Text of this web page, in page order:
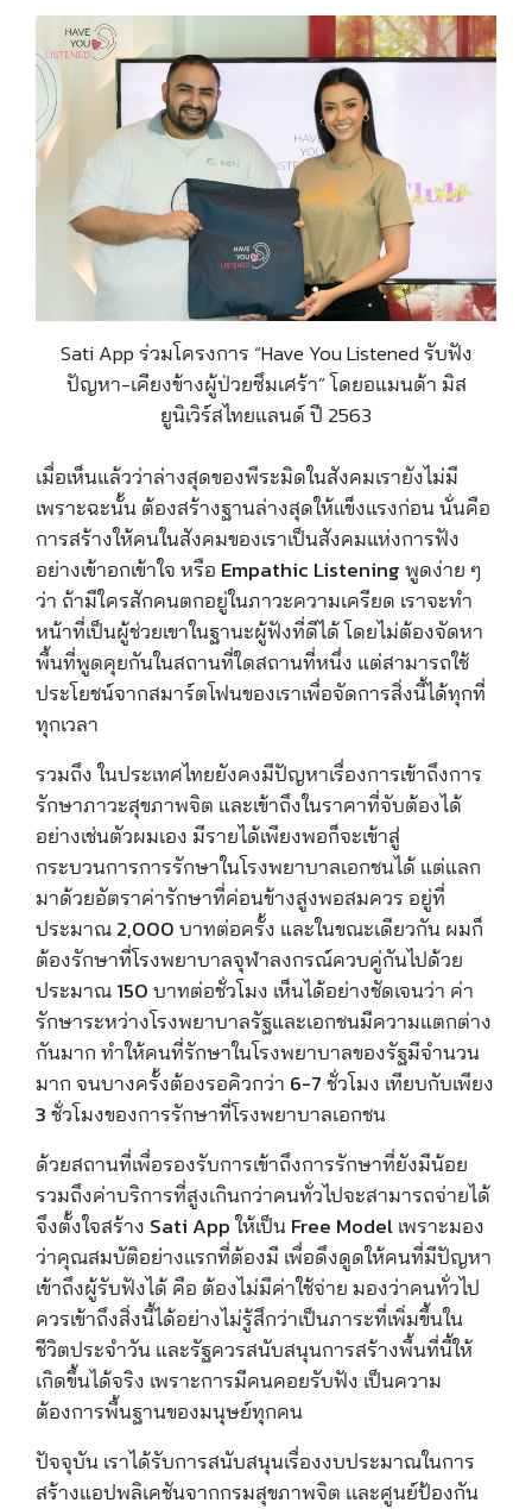
Sati App ร่วมโครงการ “Have You Listened รับฟัง
ปัญหา-เคียงข้างผู้ป่วยซึมเศร้า” โดยอแมนด้า มิส
ยูนิเวิร์สไทยแลนด์ ปี 2563
เมื่อเห็นแล้วว่าล่างสุดของพีระมิดในสังคมเรายังไม่มี
เพราะฉะนั้น ต้องสร้างฐานล่างสุดให้แข็งแรงก่อน นั่นคือ
การสร้างให้คนในสังคมของเราเป็นสังคมแห่งการฟัง
อย่างเข้าอกเข้าใจ หรือ Empathic Listening พูดง่าย ๆ
ว่า ถ้ามีใครสักคนตกอยู่ในภาวะความเครียด เราจะทำ
หน้าที่เป็นผู้ช่วยเขาในฐานะผู้ฟังที่ดีได้ โดยไม่ต้องจัดหา
พื้นที่พูดคุยกันในสถานที่ใดสถานที่หนึ่ง แต่สามารถใช้
ประโยชน์จากสมาร์ตโฟนของเราเพื่อจัดการสิ่งนี้ได้ทุกที่
ทุกเวลา
รวมถึง ในประเทศไทยยังคงมีปัญหาเรื่องการเข้าถึงการ
รักษาภาวะสุขภาพจิต และเข้าถึงในราคาที่จับต้องได้
อย่างเช่นตัวผมเอง มีรายได้เพียงพอก็จะเข้าสู่
กระบวนการการรักษาในโรงพยาบาลเอกชนได้ แต่แลก
มาด้วยอัตราค่ารักษาที่ค่อนข้างสูงพอสมควร อยู่ที่
ประมาณ 2,000 บาทต่อครั้ง และในขณะเดียวกัน ผมก็
ต้องรักษาที่โรงพยาบาลจุฬาลงกรณ์ควบคู่กันไปด้วย
ประมาณ 150 บาทต่อชั่วโมง เห็นได้อย่างชัดเจนว่า ค่า
รักษาระหว่างโรงพยาบาลรัฐและเอกชนมีความแตกต่าง
กันมาก ทำให้คนที่รักษาในโรงพยาบาลของรัฐมีจำนวน
มาก จนบางครั้งต้องรอคิวกว่า 6-7 ชั่วโมง เทียบกับเพียง
3 ชั่วโมงของการรักษาที่โรงพยาบาลเอกชน
ด้วยสถานที่เพื่อรองรับการเข้าถึงการรักษาที่ยังมีน้อย
รวมถึงค่าบริการที่สูงเกินกว่าคนทั่วไปจะสามารถจ่ายได้
จึงตั้งใจสร้าง Sati App ให้เป็น Free Model เพราะมอง
ว่าคุณสมบัติอย่างแรกที่ต้องมี เพื่อดึงดูดให้คนที่มีปัญหา
เข้าถึงผู้รับฟังได้ คือ ต้องไม่มีค่าใช้จ่าย มองว่าคนทั่วไป
ควรเข้าถึงสิ่งนี้ได้อย่างไม่รู้สึกว่าเป็นภาระที่เพิ่มขึ้นใน
ชีวิตประจำวัน และรัฐควรสนับสนุนการสร้างพื้นที่นี้ให้
เกิดขึ้นได้จริง เพราะการมีคนคอยรับฟัง เป็นความ
ต้องการพื้นฐานของมนุษย์ทุกคน
ปัจจุบัน เราได้รับการสนับสนุนเรื่องงบประมาณในการ
สร้างแอปพลิเคชันจากกรมสุขภาพจิต เเละศูนย์ป้องกัน